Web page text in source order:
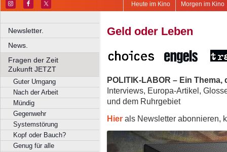
Morgen im Kino
Heute im Kino
Newsletter.
News.
Fragen der Zeit
Zukunft JETZT
Guter Umgang
Nach der Arbeit
Mündig
Gegenwehr
Systemstörung
Kopf oder Bauch?
Genug für alle
Geld oder Leben
POLITIK-LABOR – Ein
Interviews, Europa-Artikel,
und dem Ruhrgebiet
Hier als Newsletter abonnieren,